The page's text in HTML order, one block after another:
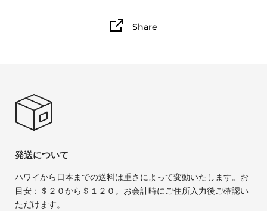
Share
発送について
ハワイから日本までの送料は重さによって変動いたします。お
目安：＄２０から＄１２０。お会計時にご住所入力後ご確認い
ただけます。